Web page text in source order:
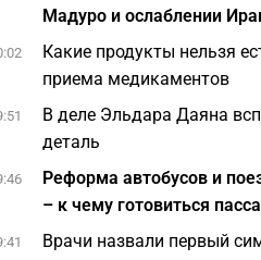
Мадуро и ослаблении
Какие продукты нельзя
приема медикаментов
В деле Эльдара Даяна
деталь
Реформа автобусов и
– к чему готовиться
Врачи назвали первый